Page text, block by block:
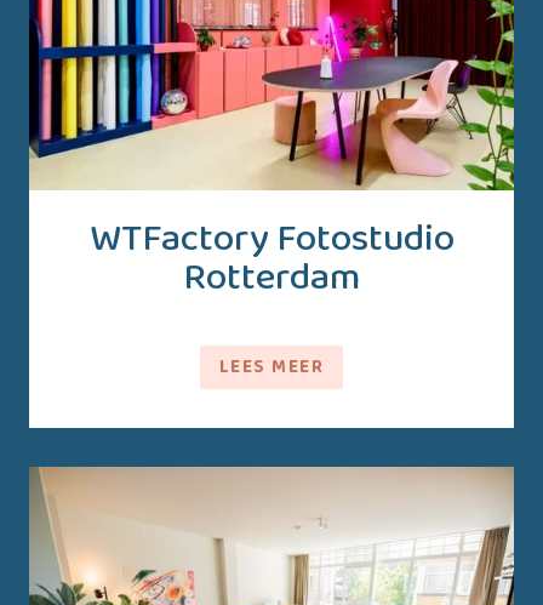
WTFactory Fotostudio
Rotterdam
LEES MEER